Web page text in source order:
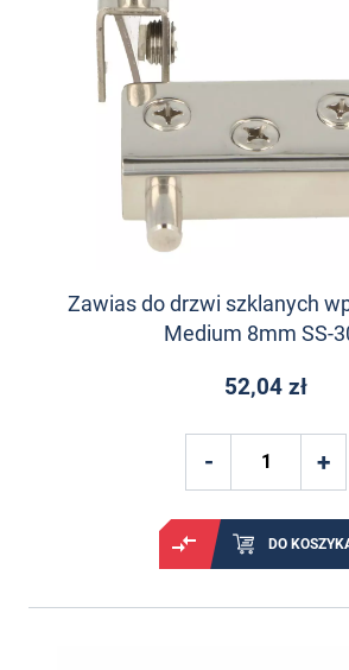
Zawias do drzwi szklanych
Medium 8mm SS-
52,04 zł
DO